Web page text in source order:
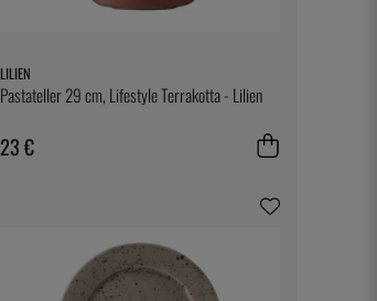
LILIEN
Pastateller 29 cm, Lifestyle Terrakotta - Lilien
23 €